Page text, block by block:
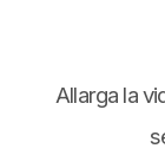
Allarga la